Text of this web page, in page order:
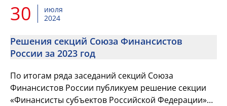
30
июля
2024
Решения секций Союза Финансистов
России за 2023 год
По итогам ряда заседаний секций Союза
Финансистов России публикуем решение секции
«Финансисты субъектов Российской Федерации»